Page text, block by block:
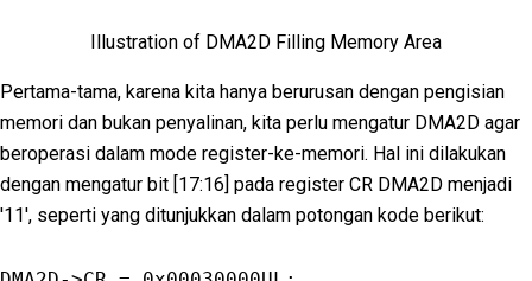
Illustration of DMA2D Filling Memory Area
Pertama-tama, karena kita hanya berurusan dengan pengisian
memori dan bukan penyalinan, kita perlu mengatur DMA2D agar
beroperasi dalam mode register-ke-memori. Hal ini dilakukan
dengan mengatur bit [17:16] pada register CR DMA2D menjadi
'11', seperti yang ditunjukkan dalam potongan kode berikut: